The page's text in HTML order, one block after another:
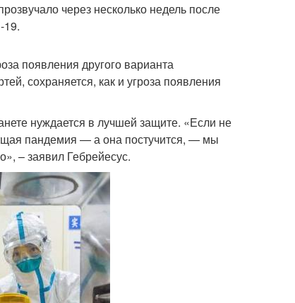
через несколько недель после
19.
появления другого варианта
сохраняется, как и угроза появления
нуждается в лучшей защите. «Если не
пандемия — а она постучится, — мы
– заявил Гебрейесус.